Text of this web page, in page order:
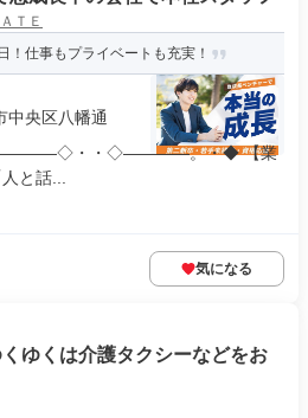
ＴＥ
！仕事もプライベートも充実！
中央区八幡通
――――◇・・◇――――。・◆ 【業
と話...
気になる
ゆくは介護タクシーなどをお